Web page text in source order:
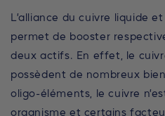
L’alliance du cuivre liquide
permet de booster
deux actifs. En effet, le
possèdent de nombreux
oligo-éléments, le cuivre
organisme et certains